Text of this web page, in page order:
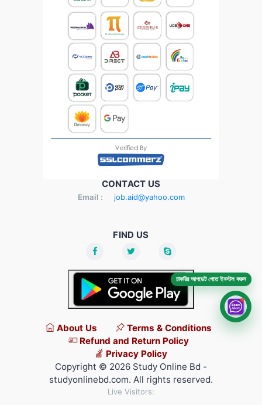
CONTACT US
Email : job.aid@yahoo.com
FIND US
About Us
Terms & Conditions
Refund and Return Policy
Privacy Policy
Copyright © 2026 Study Online Bd -
studyonlinebd.com. All rights reserved.
Live Visitors:
চাকরির আপডেট পেতে ইনস্টল করুন